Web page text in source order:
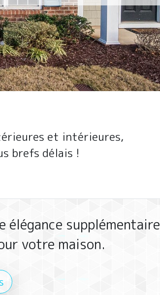
et intérieures,
brefs délais !
élégance supplémentaire
votre maison.